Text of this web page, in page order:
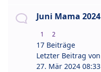
Juni Mama 2024
1 2
17 Beiträge
Letzter Beitrag von
27. Mär 2024 08:33